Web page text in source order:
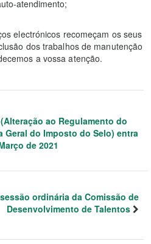
atendimento;
electrónicos recomeçam os seus
dos trabalhos de manutenção
a vossa atenção.
(Alteração ao Regulamento do
Geral do Imposto do Selo) entra
de 2021
ordinária da Comissão de
Desenvolvimento de Talentos